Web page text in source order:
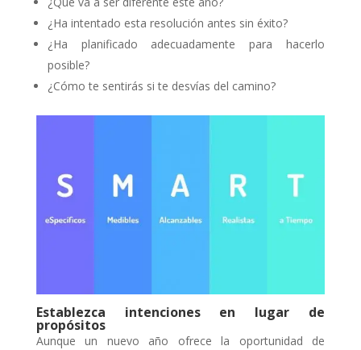
¿Ha intentado esta resolución antes sin éxito?
¿Ha planificado adecuadamente para hacerlo
posible?
¿Cómo te sentirás si te desvías del camino?
Establezca intenciones en lugar de
propósitos
Aunque un nuevo año ofrece la oportunidad de